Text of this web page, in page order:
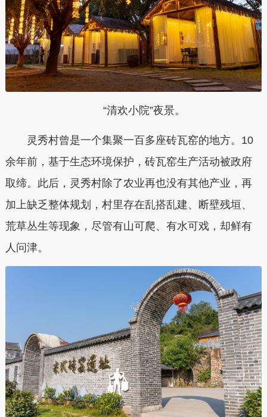
“清欢小院”夜景。
灵秀村曾是一个集聚一百多座砖瓦窑的地方。10
余年前，基于生态环境保护，砖瓦窑生产活动被政府
取缔。此后，灵秀村除了农业再也没有其他产业，再
加上缺乏整体规划，村里存在乱搭乱建、断壁残垣、
荒草丛生等现象，尽管有山可爬、有水可戏，却鲜有
人问津。